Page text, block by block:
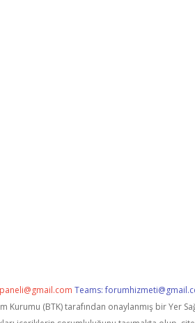
Teams:
Kurumu (BTK) tarafından onaylanmış bir